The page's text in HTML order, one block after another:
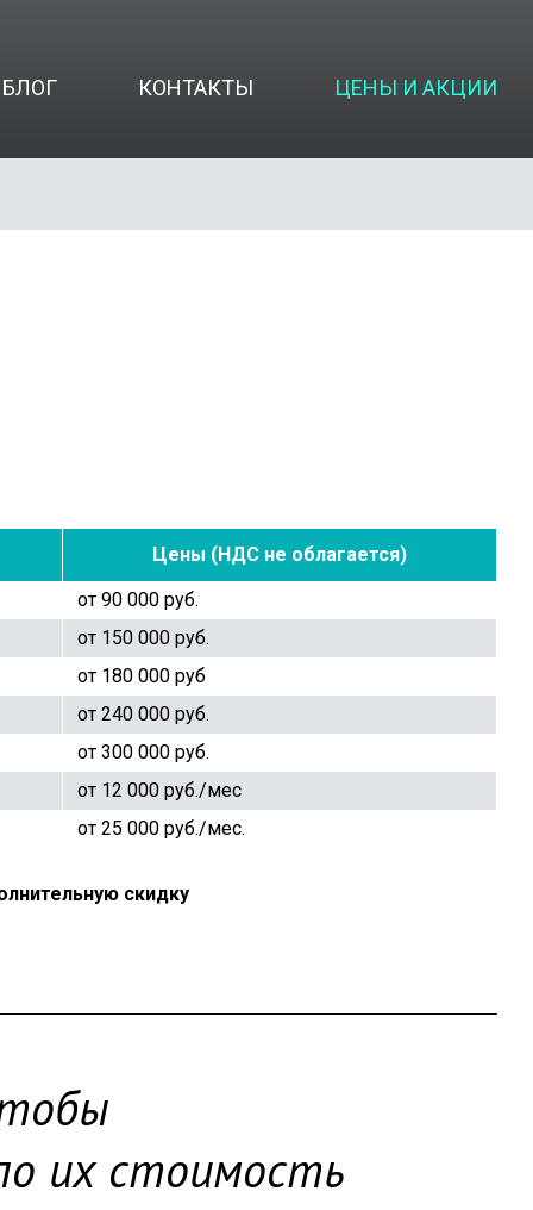
БЛОГ КОНТАКТЫ ЦЕНЫ И АКЦИИ
Цены (НДС не облагается)
от 90 000 руб.
от 150 000 руб.
от 180 000 руб
от 240 000 руб.
от 300 000 руб.
от 12 000 руб./мес
от 25 000 руб./мес.
скидку
их стоимость